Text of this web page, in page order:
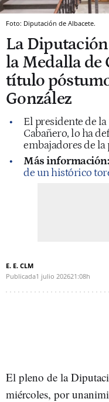
Foto: Diputación de Albacete.
La Diputación
la Medalla de
título
González
El presidente de
Cabañero, lo ha
embajadores de la
Más información:
de un histórico
E. E. CLM
Publicada1 julio 202621:08h
El pleno de la
miércoles, por